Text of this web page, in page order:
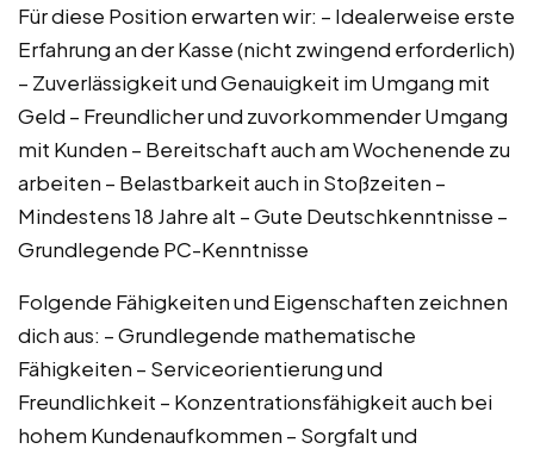
Für diese Position erwarten wir: – Idealerweise erste
Erfahrung an der Kasse (nicht zwingend erforderlich)
– Zuverlässigkeit und Genauigkeit im Umgang mit
Geld – Freundlicher und zuvorkommender Umgang
mit Kunden – Bereitschaft auch am Wochenende zu
arbeiten – Belastbarkeit auch in Stoßzeiten –
Mindestens 18 Jahre alt – Gute Deutschkenntnisse –
Grundlegende PC-Kenntnisse
Folgende Fähigkeiten und Eigenschaften zeichnen
dich aus: – Grundlegende mathematische
Fähigkeiten – Serviceorientierung und
Freundlichkeit – Konzentrationsfähigkeit auch bei
hohem Kundenaufkommen – Sorgfalt und